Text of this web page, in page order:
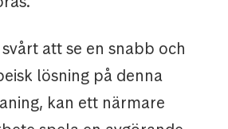
att se en snabb och
lösning på denna
kan ett närmare